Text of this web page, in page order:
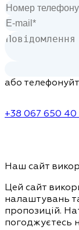
або
+38 067 650 40
Наш сайт
Цей сайт
налаштувань
пропозицій.
погоджуєтесь